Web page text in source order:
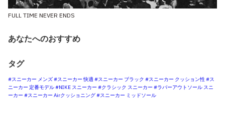
FULL TIME NEVER ENDS
あなたへのおすすめ
タグ
#スニーカー メンズ#スニーカー 快適 #スニーカー ブラック #スニーカー クッション性#ス
ニーカー 定番モデル#NIKE スニーカー #クラシック スニーカー #ラバーアウトソール スニ
ーカー #スニーカー Airクッショニング#スニーカー ミッドソール